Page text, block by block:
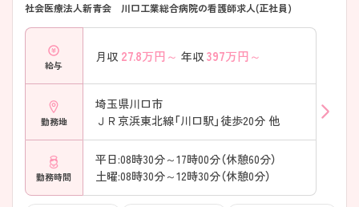
社会医療法人新青会 川口工業総合病院の看護師求人(正社員)
給与
月収 27.8万円～ 年収 397万円～
勤務地
埼玉県川口市
ＪＲ京浜東北線「川口駅」徒歩20分 他
勤務時間
平日:08時30分～17時00分（休憩60分）
土曜:08時30分～12時30分（休憩0分）